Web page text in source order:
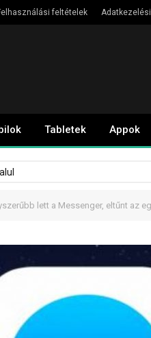
feltételek
Tabletek Appok
lett a Messenger, eltűnt az